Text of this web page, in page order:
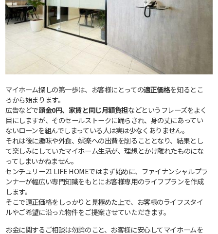
マイホーム探しの第一歩は、お客様にとっての適正価格を知るとこ
ろから始まります。
広告などで頭金0円、家賃と同じ月額負担などというフレーズをよく
目にしますが、そのセールストークに踊らされ、身の丈にあってい
ないローンを組んでしまっている人は実は少なくありません。
それは後に趣味や外食、娯楽への出費を削ることとなり、結果とし
て楽しみにしていたマイホーム生活が、理想とかけ離れたものにな
ってしまいかねません。
センチュリー21 LIFE HOMEではまず始めに、ファイナンシャルプラ
ンナーが幅広い専門知識をもとにお客様専用のライフプランを作成
します。
そこで適正価格をしっかりと見極めた上で、お客様のライフスタイ
ルやご希望に沿った物件をご提案させていただきます。
お金に関するご相談は勿論のこと、お客様に安心してマイホームを